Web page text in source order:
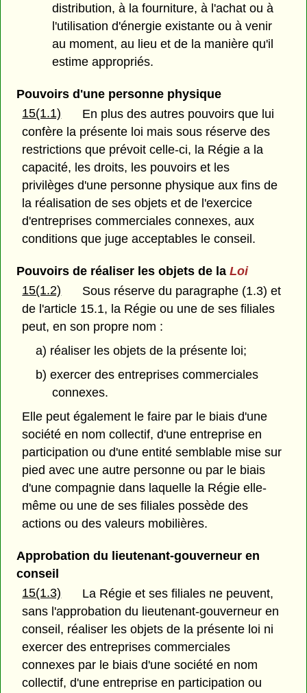
distribution, à la fourniture, à l'achat ou à
l'utilisation d'énergie existante ou à venir
au moment, au lieu et de la manière qu'il
estime appropriés.
Pouvoirs d'une personne physique
15(1.1)
En plus des autres pouvoirs que lui
confère la présente loi mais sous réserve des
restrictions que prévoit celle-ci, la Régie a la
capacité, les droits, les pouvoirs et les
privilèges d'une personne physique aux fins de
la réalisation de ses objets et de l'exercice
d'entreprises commerciales connexes, aux
conditions que juge acceptables le conseil.
Pouvoirs de réaliser les objets de la Loi
15(1.2)
Sous réserve du paragraphe (1.3) et
de l'article 15.1, la Régie ou une de ses filiales
peut, en son propre nom :
a) réaliser les objets de la présente loi;
b) exercer des entreprises commerciales
connexes.
Elle peut également le faire par le biais d'une
société en nom collectif, d'une entreprise en
participation ou d'une entité semblable mise sur
pied avec une autre personne ou par le biais
d'une compagnie dans laquelle la Régie elle-
même ou une de ses filiales possède des
actions ou des valeurs mobilières.
Approbation du lieutenant-gouverneur en
conseil
15(1.3)
La Régie et ses filiales ne peuvent,
sans l'approbation du lieutenant-gouverneur en
conseil, réaliser les objets de la présente loi ni
exercer des entreprises commerciales
connexes par le biais d'une société en nom
collectif, d'une entreprise en participation ou